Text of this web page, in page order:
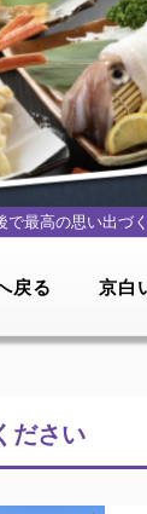
で最高の思い出づ
戻る 京白
ださい